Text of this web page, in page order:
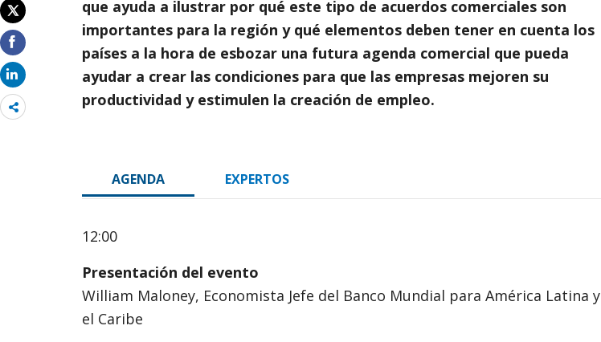
Share
more
que ayuda a ilustrar por qué este tipo de acuerdos comerciales son
importantes para la región y qué elementos deben tener en cuenta los
países a la hora de esbozar una futura agenda comercial que pueda
ayudar a crear las condiciones para que las empresas mejoren su
productividad y estimulen la creación de empleo.
AGENDA EXPERTOS
12:00
Presentación del evento
William Maloney, Economista Jefe del Banco Mundial para América Latina y
el Caribe